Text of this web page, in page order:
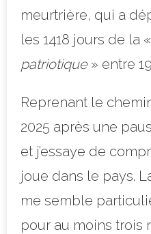
meurtrière, qui a
les 1418 jours de la «
patriotique» entre
Reprenant le
2025 après une
et j’essaye de
joue dans le pays.
me semble
pour au moins trois